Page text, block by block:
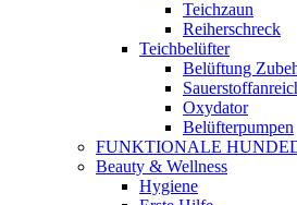
Teichzaun
Reiherschreck
Teichbelüfter
Belüftung
Oxydator
Belüfterpumpen
FUNKTIONALE
Beauty & Wellness
Hygiene